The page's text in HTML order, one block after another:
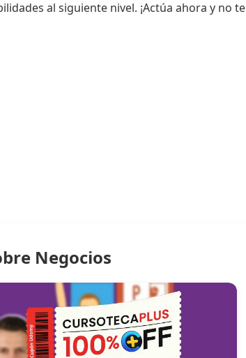
al siguiente nivel. ¡Actúa ahora y no te
Negocios